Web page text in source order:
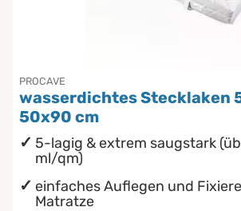
PROCAVE
wasserdichtes Stecklaken
50x90 cm
5-lagig & extrem saugstark
ml/qm)
einfaches Auflegen und
Matratze
Die besten Sommerbettdecken
Die richtige Matratze kaufen